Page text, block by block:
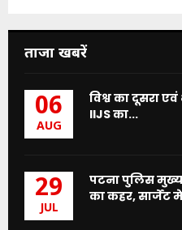
ताजा खबरें
06
AUG
विश्व का दूसरा
IIJS का...
29
JUL
पटना पुलिस
का कहर, सार्जेंट